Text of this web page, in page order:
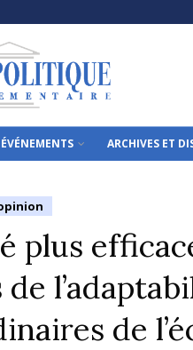
ÉVÉNEMENTS ARCHIVES ET
plus
de